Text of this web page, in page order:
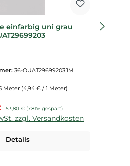
einfarbig uni grau
36-OUAT29699203.1M
Meter (4,94 € / 1 Meter)
Regulärer Preis:
53,80 € (7.81% gespart)
zzgl. Versandkosten
Details